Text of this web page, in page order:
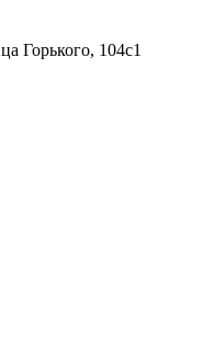
Горького, 104с1